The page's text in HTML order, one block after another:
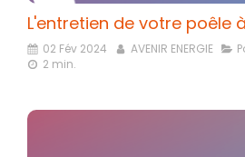
L'entretien de votre poêle
02 Fév 2024 AVENIR ENERGIE
2 min.